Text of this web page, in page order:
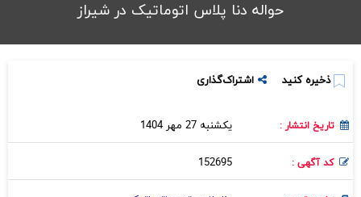
حواله دنا پلاس اتوماتیک در شيراز
ذخیره کنید اشتراک‌گذاری
تاریخ انتشار : یکشنبه 27 مهر 1404
کد آگهی : 152695